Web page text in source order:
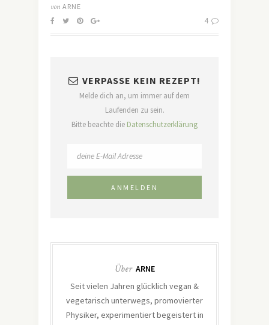
von ARNE
4
VERPASSE KEIN REZEPT!
Melde dich an, um immer auf dem
Laufenden zu sein.
Bitte beachte die Datenschutzerklärung
Über ARNE
Seit vielen Jahren glücklich vegan &
vegetarisch unterwegs, promovierter
Physiker, experimentiert begeistert in